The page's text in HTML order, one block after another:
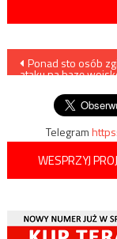
Nawigacja
wpisu
Ponad sto osób
ataku na bazę
Telegram
WESPRZYJ